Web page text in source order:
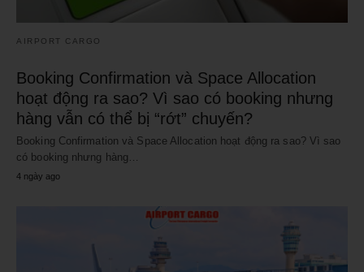
AIRPORT CARGO
Booking Confirmation và Space Allocation
hoạt động ra sao? Vì sao có booking nhưng
hàng vẫn có thể bị “rớt” chuyến?
Booking Confirmation và Space Allocation hoạt động ra sao? Vì sao
có booking nhưng hàng…
4 ngày ago